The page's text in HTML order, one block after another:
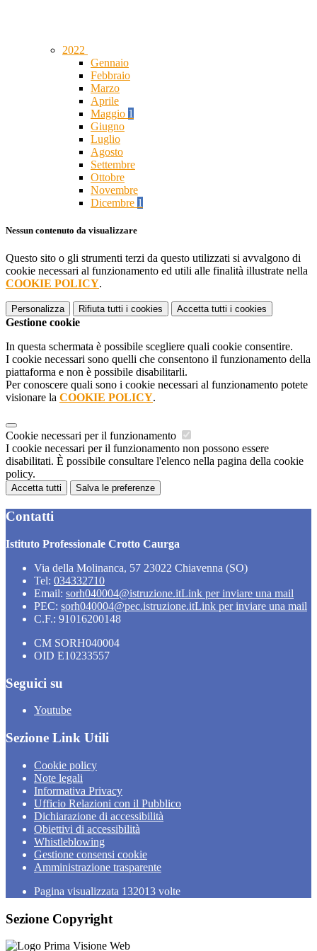
2022
Gennaio
Febbraio
Marzo
Aprile
Maggio 1
Giugno
Luglio
Agosto
Settembre
Ottobre
Novembre
Dicembre 1
Nessun contenuto da visualizzare
Questo sito o gli strumenti terzi da questo utilizzati si avvalgono di
cookie necessari al funzionamento ed utili alle finalità illustrate nella
COOKIE POLICY.
Personalizza Rifiuta tutti i cookies Accetta tutti i cookies
Gestione cookie
In questa schermata è possibile scegliere quali cookie consentire.
I cookie necessari sono quelli che consentono il funzionamento della
piattaforma e non è possibile disabilitarli.
Per conoscere quali sono i cookie necessari al funzionamento potete
visionare la COOKIE POLICY.
Cookie necessari per il funzionamento
I cookie necessari per il funzionamento non possono essere
disabilitati. È possibile consultare l'elenco nella pagina della cookie
policy.
Accetta tutti Salva le preferenze
Contatti
Istituto Professionale Crotto Caurga
Via della Molinanca, 57 23022 Chiavenna (SO)
Tel: 034332710
Email: sorh040004@istruzione.itLink per inviare una mail
PEC: sorh040004@pec.istruzione.itLink per inviare una mail
C.F.: 91016200148
CM SORH040004
OID E10233557
Seguici su
Youtube
Sezione Link Utili
Cookie policy
Note legali
Informativa Privacy
Ufficio Relazioni con il Pubblico
Dichiarazione di accessibilità
Obiettivi di accessibilità
Whistleblowing
Gestione consensi cookie
Amministrazione trasparente
Pagina visualizzata 132013 volte
Sezione Copyright